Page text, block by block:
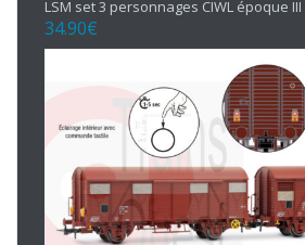
LSM set 3 personnages CIWL époque III
34.90€